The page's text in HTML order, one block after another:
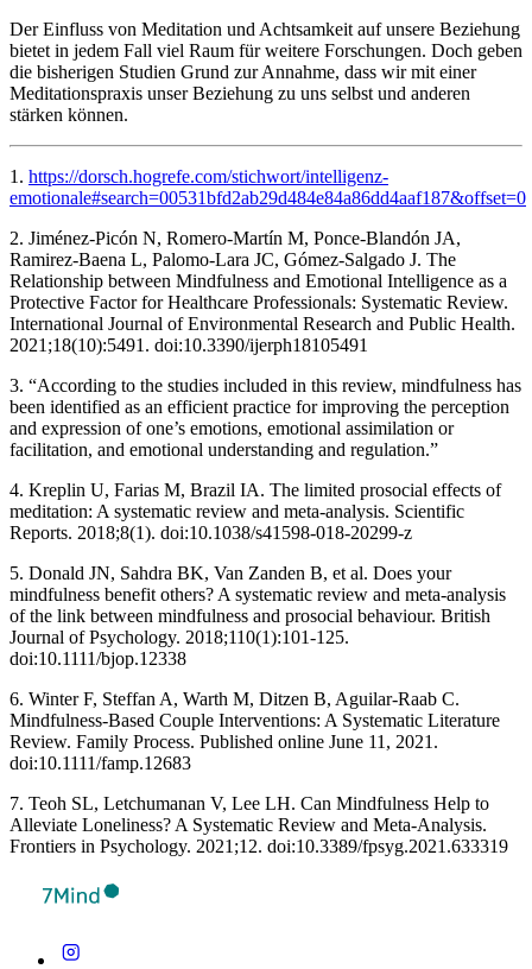
Der Einfluss von Meditation und Achtsamkeit auf unsere Beziehung
bietet in jedem Fall viel Raum für weitere Forschungen. Doch geben
die bisherigen Studien Grund zur Annahme, dass wir mit einer
Meditationspraxis unser Beziehung zu uns selbst und anderen
stärken können.
1. https://dorsch.hogrefe.com/stichwort/intelligenz-
emotionale#search=00531bfd2ab29d484e84a86dd4aaf187&offset=0
2. Jiménez-Picón N, Romero-Martín M, Ponce-Blandón JA,
Ramirez-Baena L, Palomo-Lara JC, Gómez-Salgado J. The
Relationship between Mindfulness and Emotional Intelligence as a
Protective Factor for Healthcare Professionals: Systematic Review.
International Journal of Environmental Research and Public Health.
2021;18(10):5491. doi:10.3390/ijerph18105491
3. “According to the studies included in this review, mindfulness has
been identified as an efficient practice for improving the perception
and expression of one’s emotions, emotional assimilation or
facilitation, and emotional understanding and regulation.”
4. Kreplin U, Farias M, Brazil IA. The limited prosocial effects of
meditation: A systematic review and meta-analysis. Scientific
Reports. 2018;8(1). doi:10.1038/s41598-018-20299-z ‌
5. Donald JN, Sahdra BK, Van Zanden B, et al. Does your
mindfulness benefit others? A systematic review and meta-analysis
of the link between mindfulness and prosocial behaviour. British
Journal of Psychology. 2018;110(1):101-125.
doi:10.1111/bjop.12338
6. Winter F, Steffan A, Warth M, Ditzen B, Aguilar‐Raab C.
Mindfulness‐Based Couple Interventions: A Systematic Literature
Review. Family Process. Published online June 11, 2021.
doi:10.1111/famp.12683
7. Teoh SL, Letchumanan V, Lee LH. Can Mindfulness Help to
Alleviate Loneliness? A Systematic Review and Meta-Analysis.
Frontiers in Psychology. 2021;12. doi:10.3389/fpsyg.2021.633319